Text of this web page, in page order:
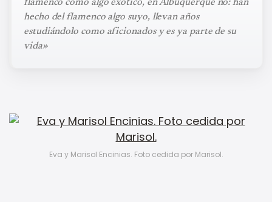
flamenco como algo exótico, en Albuquerque no: han
hecho del flamenco algo suyo, llevan años
estudiándolo como aficionados y es ya parte de su
vida»
Eva y Marisol Encinias. Foto cedida por Marisol.